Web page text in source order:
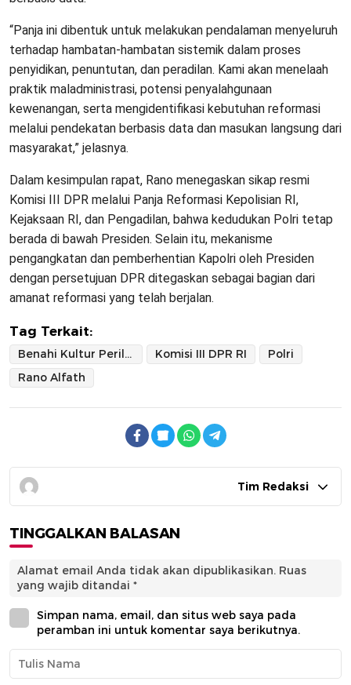
“Panja ini dibentuk untuk melakukan pendalaman menyeluruh
terhadap hambatan-hambatan sistemik dalam proses
penyidikan, penuntutan, dan peradilan. Kami akan menelaah
praktik maladministrasi, potensi penyalahgunaan
kewenangan, serta mengidentifikasi kebutuhan reformasi
melalui pendekatan berbasis data dan masukan langsung dari
masyarakat,” jelasnya.
Dalam kesimpulan rapat, Rano menegaskan sikap resmi
Komisi III DPR melalui Panja Reformasi Kepolisian RI,
Kejaksaan RI, dan Pengadilan, bahwa kedudukan Polri tetap
berada di bawah Presiden. Selain itu, mekanisme
pengangkatan dan pemberhentian Kapolri oleh Presiden
dengan persetujuan DPR ditegaskan sebagai bagian dari
amanat reformasi yang telah berjalan.
Tag Terkait:
Benahi Kultur Perilaku Polri Komisi III DPR RI
Polri
Rano Alfath
Tim Redaksi
TINGGALKAN BALASAN
Alamat email Anda tidak akan dipublikasikan. Ruas
yang wajib ditandai *
Simpan nama, email, dan situs web saya pada
peramban ini untuk komentar saya berikutnya.